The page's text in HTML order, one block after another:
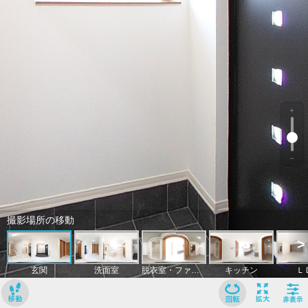
撮影場所の移動
玄関 洗面室 脱衣室・ファミリークローゼット キッチン Ｌ
>
﹢
﹣